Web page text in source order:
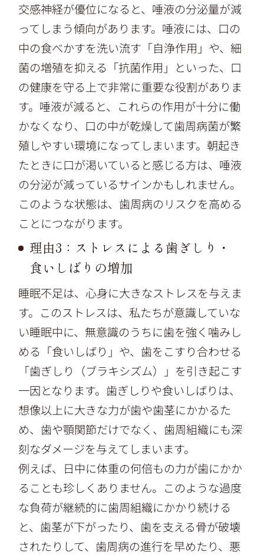
交感神経が優位になると、唾液の分泌量が減
ってしまう傾向があります。唾液には、口の
中の食べかすを洗い流す「自浄作用」や、細
菌の増殖を抑える「抗菌作用」といった、口
の健康を守る上で非常に重要な役割がありま
す。唾液が減ると、これらの作用が十分に働
かなくなり、口の中が乾燥して歯周病菌が繁
殖しやすい環境になってしまいます。朝起き
たときに口が渇いていると感じる方は、唾液
の分泌が減っているサインかもしれません。
このような状態は、歯周病のリスクを高める
ことにつながります。
理由3：ストレスによる歯ぎしり・
食いしばりの増加
睡眠不足は、心身に大きなストレスを与えま
す。このストレスは、私たちが意識していな
い睡眠中に、無意識のうちに歯を強く噛みし
める「食いしばり」や、歯をこすり合わせる
「歯ぎしり（ブラキシズム）」を引き起こす
一因となります。歯ぎしりや食いしばりは、
想像以上に大きな力が歯や歯茎にかかるた
め、歯や顎関節だけでなく、歯周組織にも深
刻なダメージを与えてしまいます。
例えば、日中に体重の何倍もの力が歯にかか
ることも珍しくありません。このような過度
な負荷が継続的に歯周組織にかかり続ける
と、歯茎が下がったり、歯を支える骨が破壊
されたりして、歯周病の進行を早めたり、悪